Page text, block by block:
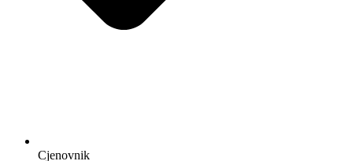
Cjenovnik